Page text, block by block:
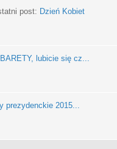
post: Dzień Kobiet
lubicie się cz...
prezydenckie 2015...